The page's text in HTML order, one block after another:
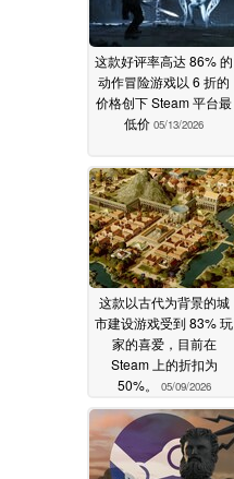
这款好评率高达 86% 的
动作冒险游戏以 6 折的
价格创下 Steam 平台最
低价 05/13/2026
这款以古代为背景的城
市建设游戏受到 83% 玩
家的喜爱，目前在
Steam 上的折扣为
50%。
05/09/2026